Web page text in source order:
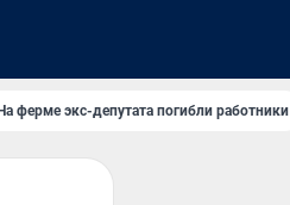
ферме экс-депутата погибли работники